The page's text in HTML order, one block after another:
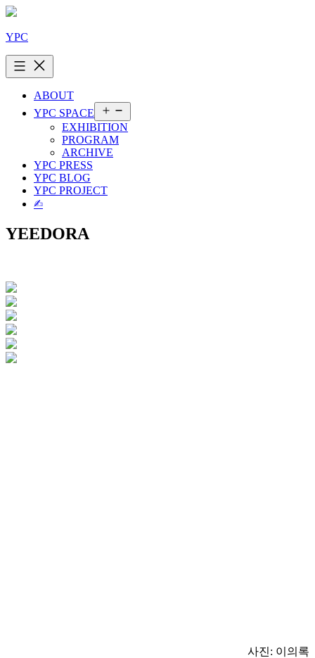
콘
츠
로
바
YPC
ABOUT
YPC SPACE
뉴
열
EXHIBITION
PROGRAM
ARCHIVE
YPC PRESS
YPC BLOG
YPC PROJECT
✍︎
YEEDORA
사진: 이의록